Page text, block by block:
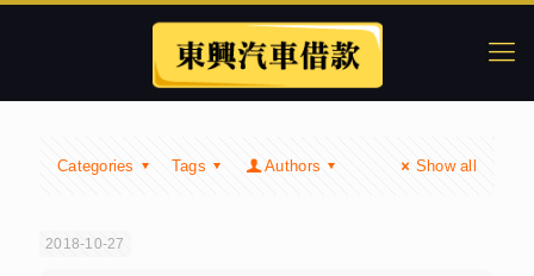
Categories Tags Authors Show all
2018-10-27